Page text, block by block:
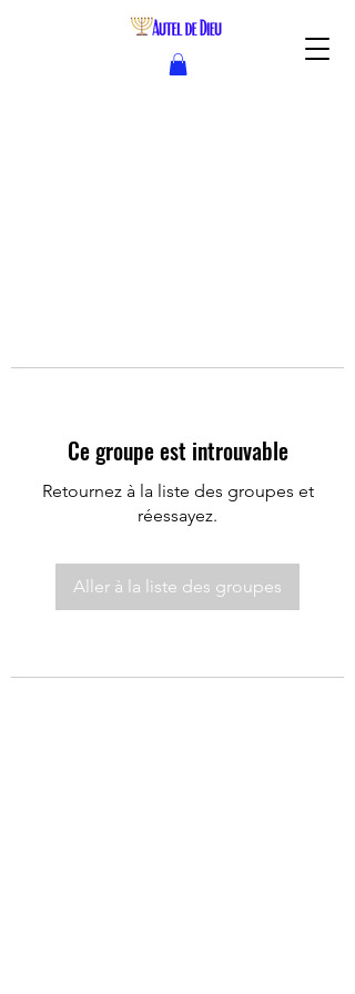
Ce groupe est introuvable
Retournez à la liste des groupes et
réessayez.
Aller à la liste des groupes